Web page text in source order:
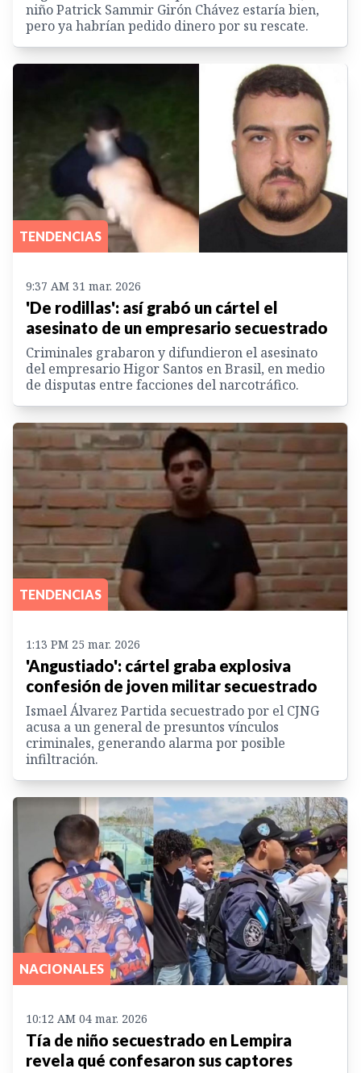
niño Patrick Sammir Girón Chávez estaría bien,
pero ya habrían pedido dinero por su rescate.
TENDENCIAS
9:37 AM 31 mar. 2026
'De rodillas': así grabó un cártel el
asesinato de un empresario secuestrado
Criminales grabaron y difundieron el asesinato
del empresario Higor Santos en Brasil, en medio
de disputas entre facciones del narcotráfico.
TENDENCIAS
1:13 PM 25 mar. 2026
'Angustiado': cártel graba explosiva
confesión de joven militar secuestrado
Ismael Álvarez Partida secuestrado por el CJNG
acusa a un general de presuntos vínculos
criminales, generando alarma por posible
infiltración.
NACIONALES
10:12 AM 04 mar. 2026
Tía de niño secuestrado en Lempira
revela qué confesaron sus captores